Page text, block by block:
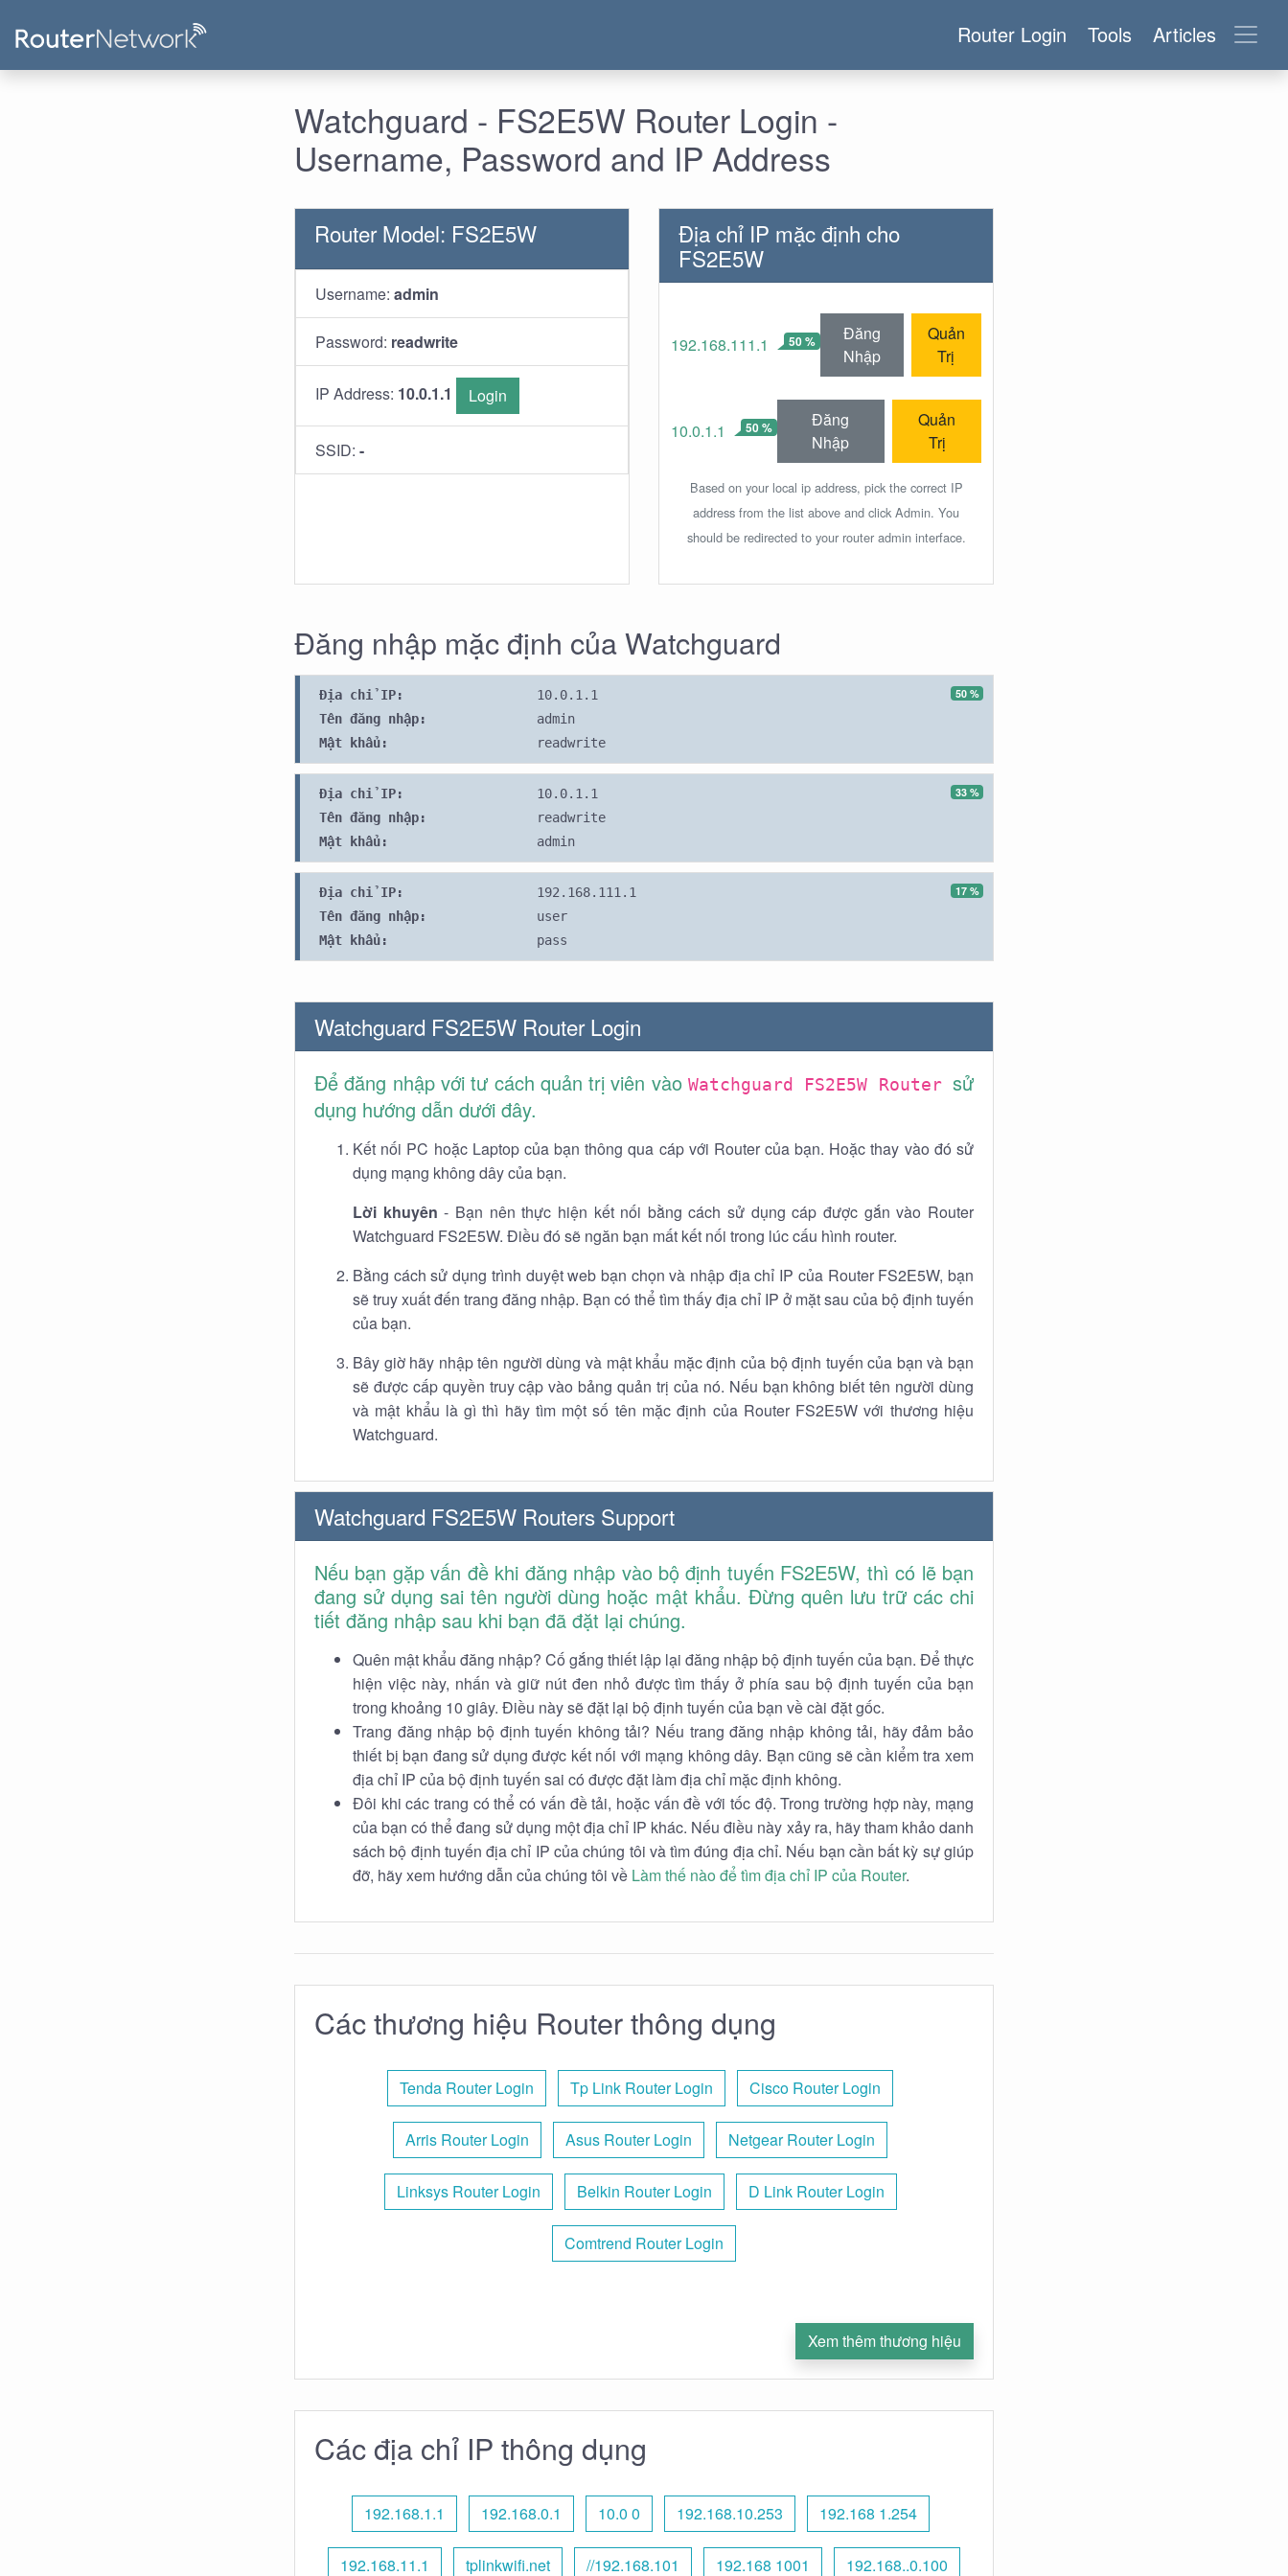
Router Login Tools Articles
Watchguard - FS2E5W Router Login -
Username, Password and IP Address
Router Model: FS2E5W
Username: admin
Password: readwrite
IP Address: 10.0.1.1 Login
SSID: -
Địa chỉ IP mặc định cho
FS2E5W
192.168.111.1 50 %
Đăng
Nhập
Quản
Trị
10.0.1.1 50 %
Đăng
Nhập
Quản
Trị
Based on your local ip address, pick the correct IP
address from the list above and click Admin. You
should be redirected to your router admin interface.
Đăng nhập mặc định của Watchguard
50 %
Địa chỉ IP:
10.0.1.1
Tên đăng nhập:
admin
Mật khẩu:
readwrite
33 %
Địa chỉ IP:
10.0.1.1
Tên đăng nhập:
readwrite
Mật khẩu:
admin
17 %
Địa chỉ IP:
192.168.111.1
Tên đăng nhập:
user
Mật khẩu:
pass
Watchguard FS2E5W Router Login
Để đăng nhập với tư cách quản trị viên vàoWatchguard FS2E5W Routersử
dụng hướng dẫn dưới đây.
Kết nối PC hoặc Laptop của bạn thông qua cáp với Router của bạn. Hoặc thay vào đó sử
dụng mạng không dây của bạn.
Lời khuyên - Bạn nên thực hiện kết nối bằng cách sử dụng cáp được gắn vào Router
Watchguard FS2E5W. Điều đó sẽ ngăn bạn mất kết nối trong lúc cấu hình router.
Bằng cách sử dụng trình duyệt web bạn chọn và nhập địa chỉ IP của Router FS2E5W, bạn
sẽ truy xuất đến trang đăng nhập. Bạn có thể tìm thấy địa chỉ IP ở mặt sau của bộ định tuyến
của bạn.
Bây giờ hãy nhập tên người dùng và mật khẩu mặc định của bộ định tuyến của bạn và bạn
sẽ được cấp quyền truy cập vào bảng quản trị của nó. Nếu bạn không biết tên người dùng
và mật khẩu là gì thì hãy tìm một số tên mặc định của Router FS2E5W với thương hiệu
Watchguard.
Watchguard FS2E5W Routers Support
Nếu bạn gặp vấn đề khi đăng nhập vào bộ định tuyến FS2E5W, thì có lẽ bạn
đang sử dụng sai tên người dùng hoặc mật khẩu. Đừng quên lưu trữ các chi
tiết đăng nhập sau khi bạn đã đặt lại chúng.
Quên mật khẩu đăng nhập? Cố gắng thiết lập lại đăng nhập bộ định tuyến của bạn. Để thực
hiện việc này, nhấn và giữ nút đen nhỏ được tìm thấy ở phía sau bộ định tuyến của bạn
trong khoảng 10 giây. Điều này sẽ đặt lại bộ định tuyến của bạn về cài đặt gốc.
Trang đăng nhập bộ định tuyến không tải? Nếu trang đăng nhập không tải, hãy đảm bảo
thiết bị bạn đang sử dụng được kết nối với mạng không dây. Bạn cũng sẽ cần kiểm tra xem
địa chỉ IP của bộ định tuyến sai có được đặt làm địa chỉ mặc định không.
Đôi khi các trang có thể có vấn đề tải, hoặc vấn đề với tốc độ. Trong trường hợp này, mạng
của bạn có thể đang sử dụng một địa chỉ IP khác. Nếu điều này xảy ra, hãy tham khảo danh
sách bộ định tuyến địa chỉ IP của chúng tôi và tìm đúng địa chỉ. Nếu bạn cần bất kỳ sự giúp
đỡ, hãy xem hướng dẫn của chúng tôi về Làm thế nào để tìm địa chỉ IP của Router.
Các thương hiệu Router thông dụng
Tenda Router Login Tp Link Router Login Cisco Router Login
Arris Router Login Asus Router Login Netgear Router Login
Linksys Router Login Belkin Router Login D Link Router Login
Comtrend Router Login
Xem thêm thương hiệu
Các địa chỉ IP thông dụng
192.168.1.1 192.168.0.1 10.0 0 192.168.10.253 192.168 1.254
192.168.11.1 tplinkwifi.net //192.168.101 192.168 1001 192.168..0.100